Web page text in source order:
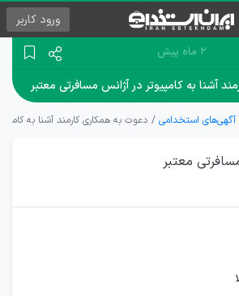
ورود کاربر
۲ ماه پیش
آشنا به کامپیوتر در آژانس مسافرتی معتبر
استخدامی دعوت به همکاری کارمند آشنا به
معتبر